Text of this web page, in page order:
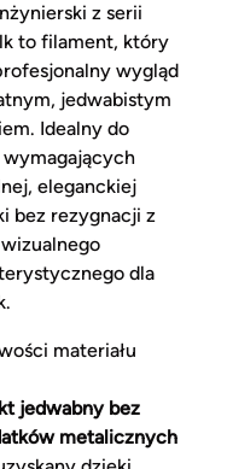
z serii
to filament, który
wygląd
jedwabistym
Idealny do
eleganckiej
bez rezygnacji z
dla
materiału
jedwabny bez
metalicznych